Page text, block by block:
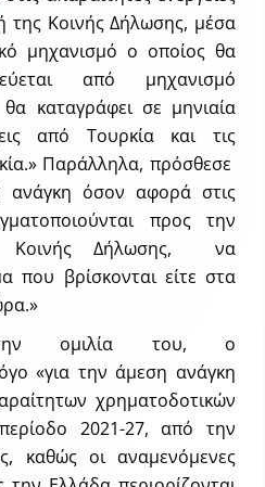
της Κοινής Δήλωσης, μέσα
μηχανισμό ο οποίος θα
από μηχανισμό
καταγράφει σε μηνιαία
από Τουρκία και τις
Παράλληλα, πρόσθεσε
ανάγκη όσον αφορά στις
προς την
Κοινής Δήλωσης, να
που βρίσκονται είτε στα
την ομιλία του, ο
«για την άμεση ανάγκη
χρηματοδοτικών
2021-27, από την
καθώς οι αναμενόμενες